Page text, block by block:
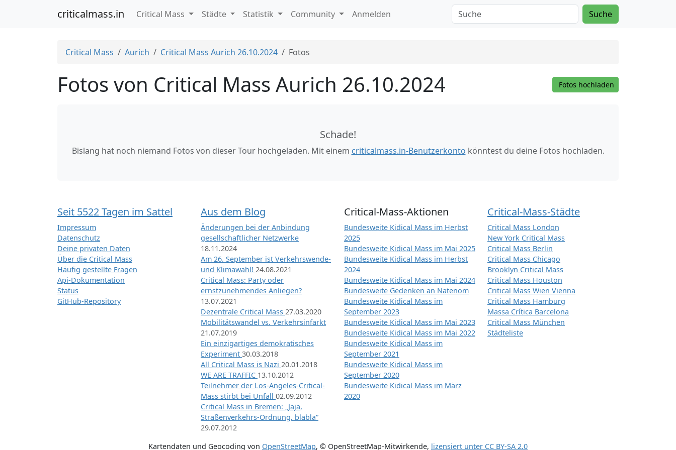
criticalmass.in Critical Mass Städte Statistik Community Anmelden Suche
Critical Mass Aurich Critical Mass Aurich 26.10.2024 Fotos
Fotos von Critical Mass Aurich 26.10.2024 Fotos hochladen
Schade!
Bislang hat noch niemand Fotos von dieser Tour hochgeladen. Mit einem criticalmass.in-Benutzerkonto könntest du deine Fotos hochladen.
Seit 5522 Tagen im Sattel
Impressum
Datenschutz
Deine privaten Daten
Über die Critical Mass
Häufig gestellte Fragen
Api-Dokumentation
Status
GitHub-Repository
Aus dem Blog
Änderungen bei der Anbindung
gesellschaftlicher Netzwerke
18.11.2024
Am 26. September ist Verkehrswende-
und Klimawahl! 24.08.2021
Critical Mass: Party oder
ernstzunehmendes Anliegen?
13.07.2021
Dezentrale Critical Mass 27.03.2020
Mobilitätswandel vs. Verkehrsinfarkt
21.07.2019
Ein einzigartiges demokratisches
Experiment 30.03.2018
All Critical Mass is Nazi 20.01.2018
WE ARE TRAFFIC 13.10.2012
Teilnehmer der Los-Angeles-Critical-
Mass stirbt bei Unfall 02.09.2012
Critical Mass in Bremen: „Jaja,
Straßenverkehrs-Ordnung, blabla“
29.07.2012
Critical-Mass-Aktionen
Bundesweite Kidical Mass im Herbst
2025
Bundesweite Kidical Mass im Mai 2025
Bundesweite Kidical Mass im Herbst
2024
Bundesweite Kidical Mass im Mai 2024
Bundesweite Gedenken an Natenom
Bundesweite Kidical Mass im
September 2023
Bundesweite Kidical Mass im Mai 2023
Bundesweite Kidical Mass im Mai 2022
Bundesweite Kidical Mass im
September 2021
Bundesweite Kidical Mass im
September 2020
Bundesweite Kidical Mass im März
2020
Critical-Mass-Städte
Critical Mass London
New York Critical Mass
Critical Mass Berlin
Critical Mass Chicago
Brooklyn Critical Mass
Critical Mass Houston
Critical Mass Wien Vienna
Critical Mass Hamburg
Massa Crítica Barcelona
Critical Mass München
Städteliste
Kartendaten und Geocoding von OpenStreetMap, © OpenStreetMap-Mitwirkende, lizensiert unter CC BY-SA 2.0